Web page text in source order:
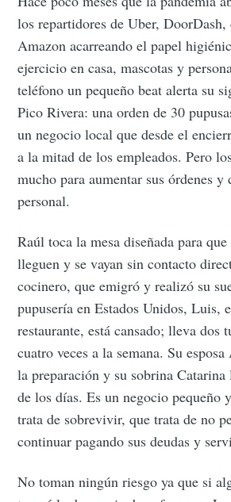
los repartidores de Uber, DoorDash,
Amazon acarreando el papel
ejercicio en casa, mascotas y
teléfono un pequeño beat alerta su
Pico Rivera: una orden de 30
un negocio local que desde el
a la mitad de los empleados. Pero
mucho para aumentar sus órdenes y
personal.
Raúl toca la mesa diseñada para
lleguen y se vayan sin contacto
cocinero, que emigró y realizó su
pupusería en Estados Unidos, Luis,
restaurante, está cansado; lleva dos
cuatro veces a la semana. Su
la preparación y su sobrina Catarina
de los días. Es un negocio pequeño
trata de sobrevivir, que trata de no
continuar pagando sus deudas y
No toman ningún riesgo ya que si